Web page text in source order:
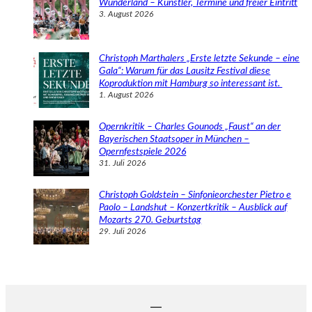
Wunderland – Künstler, Termine und freier Eintritt
3. August 2026
Christoph Marthalers „Erste letzte Sekunde – eine
Gala“: Warum für das Lausitz Festival diese
Koproduktion mit Hamburg so interessant ist.
1. August 2026
Opernkritik – Charles Gounods „Faust“ an der
Bayerischen Staatsoper in München –
Opernfestspiele 2026
31. Juli 2026
Christoph Goldstein – Sinfonieorchester Pietro e
Paolo – Landshut – Konzertkritik – Ausblick auf
Mozarts 270. Geburtstag
29. Juli 2026